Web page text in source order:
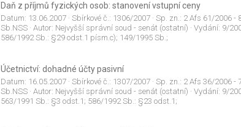
Daň z příjmů fyzických osob: stanovení vstupní ceny
Datum: 13.06.2007· Sbírkové č.: 1306/2007· Sp. zn.: 2 Afs 61/2006 -
Sb.NSS· Autor: Nejvyšší správní soud - senát (ostatní) · Vydání: 9/
586/1992 Sb.: §29 odst.1 písm.c); 149/1995 Sb.;
Účetnictví: dohadné účty pasivní
Datum: 16.05.2007· Sbírkové č.: 1307/2007· Sp. zn.: 2 Afs 36/2006 -
Sb.NSS· Autor: Nejvyšší správní soud - senát (ostatní) · Vydání: 9/
563/1991 Sb.: §3 odst.1; 586/1992 Sb.: §23 odst.1;